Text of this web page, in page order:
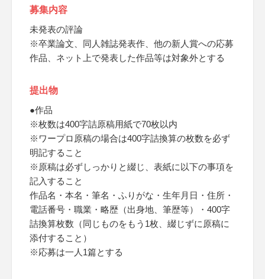
募集内容
未発表の評論
※卒業論文、同人雑誌発表作、他の新人賞への応募
作品、ネット上で発表した作品等は対象外とする
提出物
●作品
※枚数は400字詰原稿用紙で70枚以内
※ワープロ原稿の場合は400字詰換算の枚数を必ず
明記すること
※原稿は必ずしっかりと綴じ、表紙に以下の事項を
記入すること
作品名・本名・筆名・ふりがな・生年月日・住所・
電話番号・職業・略歴（出身地、筆歴等）・400字
詰換算枚数（同じものをもう1枚、綴じずに原稿に
添付すること）
※応募は一人1篇とする